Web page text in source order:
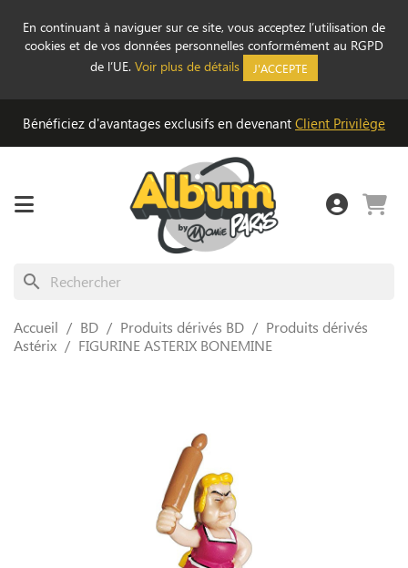
En continuant à naviguer sur ce site, vous acceptez l’utilisation de
cookies et de vos données personnelles conformément au RGPD
de l’UE. Voir plus de détails J'ACCEPTE
Bénéficiez d'avantages exclusifs en devenant Client Privilège
search
Accueil BD Produits dérivés BD
Produits dérivés
Astérix
FIGURINE ASTERIX BONEMINE